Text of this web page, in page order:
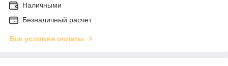
Наличными
Безналичный расчет
Все условия оплаты